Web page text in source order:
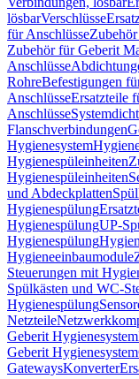
lösbarVerschlüsse
für Anschlüsse
Zubehör für Geberit
Anschlüsse
RohreBefestigungen
AnschlüsseErsatzteile
Anschlüsse
Flanschverbindungen
Hygienesystem
Hygienespüleinheiten
Hygienespüleinheiten
und Abdeckplatten
Hygienespülung
HygienespülungUP-
Hygienespülung
Hygieneeinbaumodule
Steuerungen mit
Spülkästen und WC-
Hygienespülung
Netzteile
Geberit Hygienesystem
Geberit Hygienesystem
GatewaysKonverter